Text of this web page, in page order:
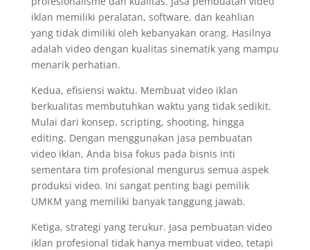
iklan memiliki peralatan, software, dan keahlian
yang tidak dimiliki oleh kebanyakan orang. Hasilnya
adalah video dengan kualitas sinematik yang mampu
menarik perhatian.
Kedua, efisiensi waktu. Membuat video iklan
berkualitas membutuhkan waktu yang tidak sedikit.
Mulai dari konsep, scripting, shooting, hingga
editing. Dengan menggunakan jasa pembuatan
video iklan, Anda bisa fokus pada bisnis inti
sementara tim profesional mengurus semua aspek
produksi video. Ini sangat penting bagi pemilik
UMKM yang memiliki banyak tanggung jawab.
Ketiga, strategi yang terukur. Jasa pembuatan video
iklan profesional tidak hanya membuat video, tetapi